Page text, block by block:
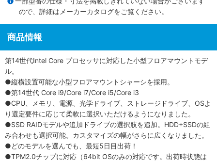
ので、詳細は メーカーカタログをご覧ください。
商品情報
第14世代Intel Core プロセッサに対応した小型フロアマウントモデ
ル。
●縦横設置可能な小型フロアマウントシャーシを採用。
●第14世代 Core i9/Core i7/Core i5/Core i3
●CPU、メモリ、電源、光学ドライブ、ストレージドライブ、OSよ
り選定要件に応じて柔軟に選択いただけるようになりました。
●SSD RAIDモデルや追加ドライブの選択肢を追加。HDD+SSDの組
み合わせも選択可能。カスタマイズの幅がさらに広くなりました。
●どのモデルを選んでも、最短5日目出荷！
●TPM2.0チップに対応（64bit OSのみの対応です。出荷時状態は